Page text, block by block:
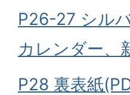
P26-27 シル
カレンダー、
P28 裏表紙